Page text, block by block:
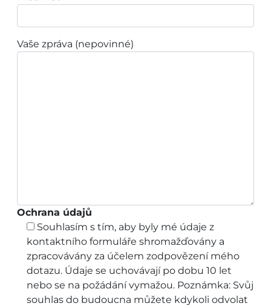
Vaše zpráva (nepovinné)
Ochrana údajů
Souhlasím s tím, aby byly mé údaje z
kontaktního formuláře shromažďovány a
zpracovávány za účelem zodpovězení mého
dotazu. Údaje se uchovávají po dobu 10 let
nebo se na požádání vymažou. Poznámka: Svůj
souhlas do budoucna můžete kdykoli odvolat